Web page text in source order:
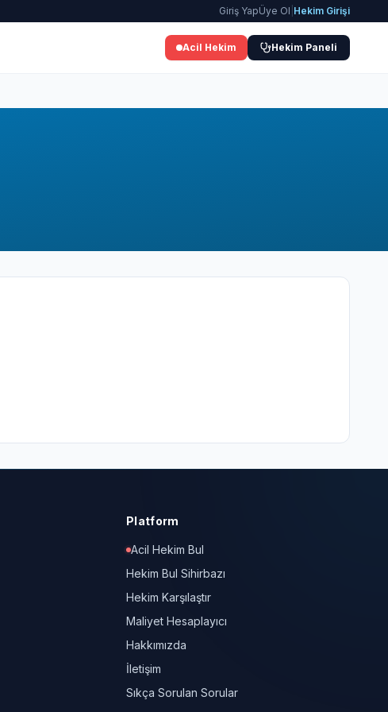
Giriş YapÜye Ol Hekim Girişi
Acil Hekim Hekim Paneli
Platform
Acil Hekim Bul
Hekim Bul Sihirbazı
Hekim Karşılaştır
Maliyet Hesaplayıcı
Hakkımızda
İletişim
Sıkça Sorulan Sorular